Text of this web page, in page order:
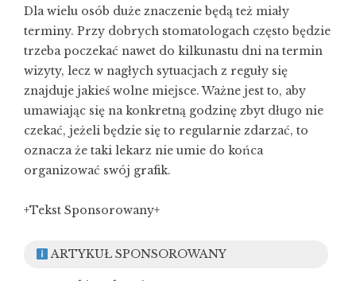
Dla wielu osób duże znaczenie będą też miały
terminy. Przy dobrych stomatologach często będzie
trzeba poczekać nawet do kilkunastu dni na termin
wizyty, lecz w nagłych sytuacjach z reguły się
znajduje jakieś wolne miejsce. Ważne jest to, aby
umawiając się na konkretną godzinę zbyt długo nie
czekać, jeżeli będzie się to regularnie zdarzać, to
oznacza że taki lekarz nie umie do końca
organizować swój grafik.
+Tekst Sponsorowany+
ARTYKUŁ SPONSOROWANY